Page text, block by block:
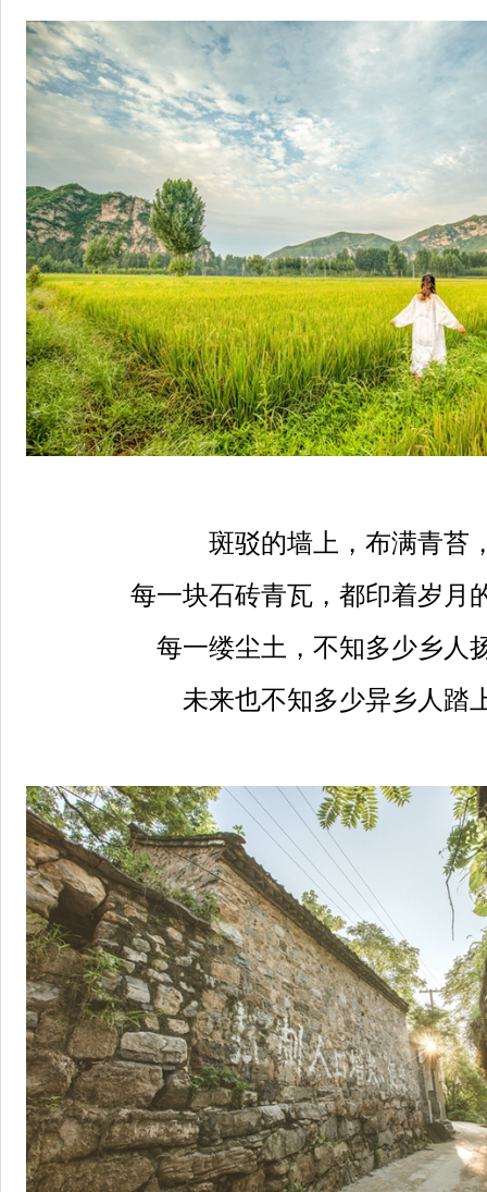
斑驳的墙上，布满青苔
每一块石砖青瓦，都印着岁月
每一缕尘土，不知多少乡人
未来也不知多少异乡人踏